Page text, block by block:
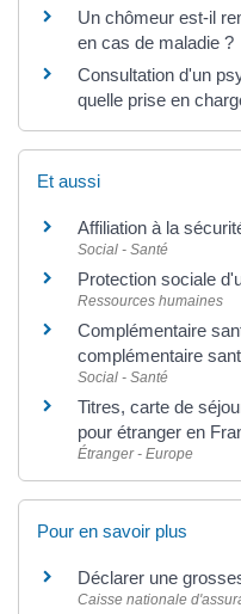
Un chômeur est-il
en cas de maladie ?
Consultation d'un
quelle prise en
Et aussi
Affiliation à la
Social - Santé
Protection sociale
Ressources humaines
Complémentaire
complémentaire
Social - Santé
Titres, carte de
pour étranger en
Étranger - Europe
Pour en savoir plus
Déclarer une
Caisse nationale